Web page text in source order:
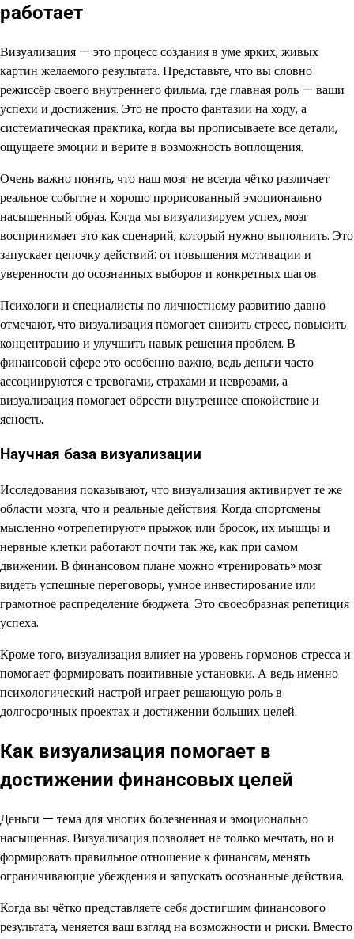
работает
Визуализация — это процесс создания в уме ярких, живых
картин желаемого результата. Представьте, что вы словно
режиссёр своего внутреннего фильма, где главная роль — ваши
успехи и достижения. Это не просто фантазии на ходу, а
систематическая практика, когда вы прописываете все детали,
ощущаете эмоции и верите в возможность воплощения.
Очень важно понять, что наш мозг не всегда чётко различает
реальное событие и хорошо прорисованный эмоционально
насыщенный образ. Когда мы визуализируем успех, мозг
воспринимает это как сценарий, который нужно выполнить. Это
запускает цепочку действий: от повышения мотивации и
уверенности до осознанных выборов и конкретных шагов.
Психологи и специалисты по личностному развитию давно
отмечают, что визуализация помогает снизить стресс, повысить
концентрацию и улучшить навык решения проблем. В
финансовой сфере это особенно важно, ведь деньги часто
ассоциируются с тревогами, страхами и неврозами, а
визуализация помогает обрести внутреннее спокойствие и
ясность.
Научная база визуализации
Исследования показывают, что визуализация активирует те же
области мозга, что и реальные действия. Когда спортсмены
мысленно «отрепетируют» прыжок или бросок, их мышцы и
нервные клетки работают почти так же, как при самом
движении. В финансовом плане можно «тренировать» мозг
видеть успешные переговоры, умное инвестирование или
грамотное распределение бюджета. Это своеобразная репетиция
успеха.
Кроме того, визуализация влияет на уровень гормонов стресса и
помогает формировать позитивные установки. А ведь именно
психологический настрой играет решающую роль в
долгосрочных проектах и достижении больших целей.
Как визуализация помогает в
достижении финансовых целей
Деньги — тема для многих болезненная и эмоционально
насыщенная. Визуализация позволяет не только мечтать, но и
формировать правильное отношение к финансам, менять
ограничивающие убеждения и запускать осознанные действия.
Когда вы чётко представляете себя достигшим финансового
результата, меняется ваш взгляд на возможности и риски. Вместо